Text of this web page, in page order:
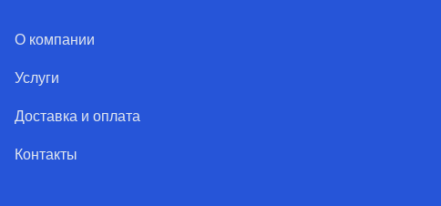
О компании
Услуги
Доставка и оплата
Контакты